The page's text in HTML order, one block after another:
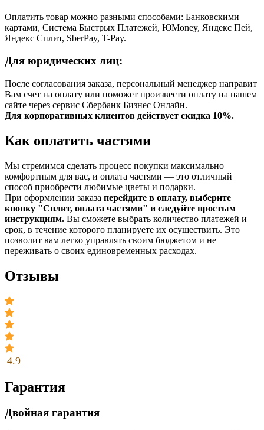
Оплатить товар можно разными способами: Банковскими
картами, Система Быстрых Платежей, ЮMoney, Яндекс Пей,
Яндекс Сплит, SberPay, T-Pay.
Для юридических лиц:
После согласования заказа, персональный менеджер направит
Вам счет на оплату или поможет произвести оплату на нашем
сайте через сервис Сбербанк Бизнес Онлайн.
Для корпоративных клиентов действует скидка 10%.
Как оплатить частями
Мы стремимся сделать процесс покупки максимально
комфортным для вас, и оплата частями — это отличный
способ приобрести любимые цветы и подарки.
При оформлении заказа перейдите в оплату, выберите
кнопку "Сплит, оплата частями" и следуйте простым
инструкциям. Вы сможете выбрать количество платежей и
срок, в течение которого планируете их осуществить. Это
позволит вам легко управлять своим бюджетом и не
переживать о своих единовременных расходах.
Отзывы
4.9
Гарантия
Двойная гарантия